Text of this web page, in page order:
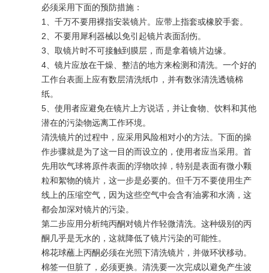
必须采用下面的预防措施：
1、千万不要用裸指安装镜片。应带上指套或橡胶手套。
2、不要用犀利器械以免引起镜片表面刮伤。
3、取镜片时不可接触到膜层，而是拿着镜片边缘。
4、镜片应放在干燥、整洁的地方来检测和清洗。一个好的
工作台表面上应有数层清洗纸巾，并有数张清洗透镜棉
纸。
5、使用者应避免在镜片上方说话，并让食物、饮料和其他
潜在的污染物远离工作环境。
清洗镜片的过程中，应采用风险相对小的方法。下面的操
作步骤就是为了这一目的而设立的，使用者应当采用。首
先用吹气球将原件表面的浮物吹掉，特别是表面有微小颗
粒和絮物的镜片，这一步是必要的。但千万不要使用生产
线上的压缩空气，因为这些空气中会含有油雾和水滴，这
都会加深对镜片的污染。
第二步应用分析纯丙酮对镜片作轻微清洗。这种级别的丙
酮几乎是无水的，这就降低了镜片污染的可能性。
棉花球蘸上丙酮必须在光照下清洗镜片，并做环状移动。
棉签一但脏了，必须更换。清洗要一次完成以避免产生波